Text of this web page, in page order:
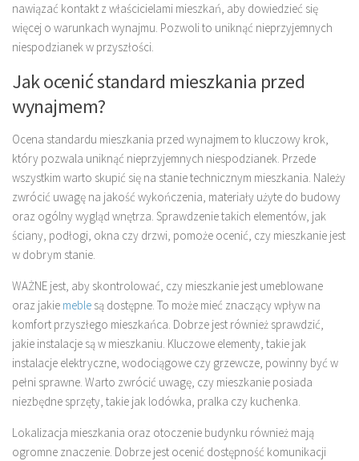
nawiązać kontakt z właścicielami mieszkań, aby dowiedzieć się
więcej o warunkach wynajmu. Pozwoli to uniknąć nieprzyjemnych
niespodzianek w przyszłości.
Jak ocenić standard mieszkania przed
wynajmem?
Ocena standardu mieszkania przed wynajmem to kluczowy krok,
który pozwala uniknąć nieprzyjemnych niespodzianek. Przede
wszystkim warto skupić się na stanie technicznym mieszkania. Należy
zwrócić uwagę na jakość wykończenia, materiały użyte do budowy
oraz ogólny wygląd wnętrza. Sprawdzenie takich elementów, jak
ściany, podłogi, okna czy drzwi, pomoże ocenić, czy mieszkanie jest
w dobrym stanie.
WAŻNE jest, aby skontrolować, czy mieszkanie jest umeblowane
oraz jakie meble są dostępne. To może mieć znaczący wpływ na
komfort przyszłego mieszkańca. Dobrze jest również sprawdzić,
jakie instalacje są w mieszkaniu. Kluczowe elementy, takie jak
instalacje elektryczne, wodociągowe czy grzewcze, powinny być w
pełni sprawne. Warto zwrócić uwagę, czy mieszkanie posiada
niezbędne sprzęty, takie jak lodówka, pralka czy kuchenka.
Lokalizacja mieszkania oraz otoczenie budynku również mają
ogromne znaczenie. Dobrze jest ocenić dostępność komunikacji